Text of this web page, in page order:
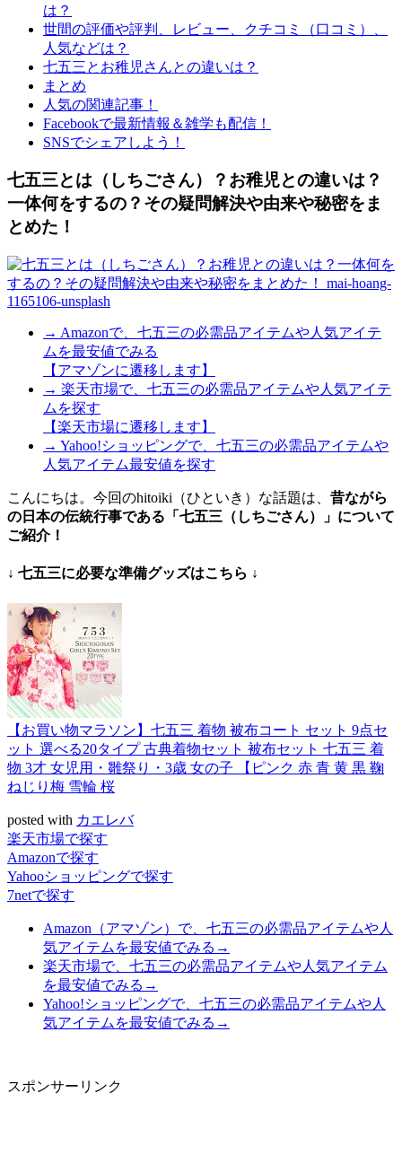
は？
世間の評価や評判、レビュー、クチコミ（口コミ）、
人気などは？
七五三とお稚児さんとの違いは？
まとめ
人気の関連記事！
Facebookで最新情報＆雑学も配信！
SNSでシェアしよう！
七五三とは（しちごさん）？お稚児との違いは？
一体何をするの？その疑問解決や由来や秘密をま
とめた！
→ Amazonで、七五三の必需品アイテムや人気アイテ
ムを最安値でみる
【アマゾンに遷移します】
→ 楽天市場で、七五三の必需品アイテムや人気アイテ
ムを探す
【楽天市場に遷移します】
→ Yahoo!ショッピングで、七五三の必需品アイテムや
人気アイテム最安値を探す
こんにちは。今回のhitoiki（ひといき）な話題は、 昔ながら
の日本の伝統行事である「七五三（しちごさん）」について
ご紹介！
↓ 七五三に必要な準備グッズはこちら ↓
【お買い物マラソン】七五三 着物 被布コート セット 9点セ
ット 選べる20タイプ 古典着物セット 被布セット 七五三 着
物 3才 女児用・雛祭り・3歳 女の子 【ピンク 赤 青 黄 黒 鞠
ねじり梅 雪輪 桜
posted with カエレバ
楽天市場で探す
Amazonで探す
Yahooショッピングで探す
7netで探す
Amazon（アマゾン）で、七五三の必需品アイテムや人
気アイテムを最安値でみる→
楽天市場で、七五三の必需品アイテムや人気アイテム
を最安値でみる→
Yahoo!ショッピングで、七五三の必需品アイテムや人
気アイテムを最安値でみる→
スポンサーリンク